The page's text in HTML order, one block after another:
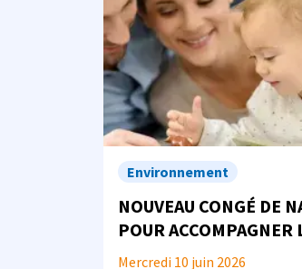
Environnement
NOUVEAU CONGÉ DE
POUR ACCOMPAGNER
Mercredi 10 juin 2026